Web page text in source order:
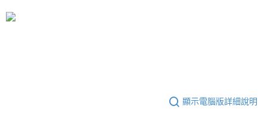
顯示電腦版詳細說明